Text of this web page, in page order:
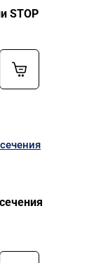
STOP